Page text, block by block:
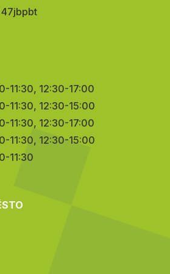
47jbpbt
11:30, 12:30-17:00
11:30, 12:30-15:00
11:30, 12:30-17:00
11:30, 12:30-15:00
11:30